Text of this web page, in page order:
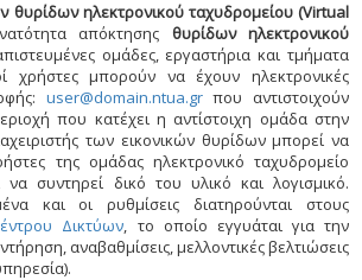
θυρίδων ηλεκτρονικού ταχυδρομείου (Virtual
απόκτησης θυρίδων ηλεκτρονικού
ομάδες, εργαστήρια και τμήματα
χρήστες μπορούν να έχουν ηλεκτρονικές
user@domain.ntua.grπου αντιστοιχούν
που κατέχει η αντίστοιχη ομάδα στην
των εικονικών θυρίδων μπορεί να
της ομάδας ηλεκτρονικό ταχυδρομείο
να συντηρεί δικό του υλικό και λογισμικό.
και οι ρυθμίσεις διατηρούνται στους
Δικτύων, το οποίο εγγυάται για την
αναβαθμίσεις, μελλοντικές βελτιώσεις